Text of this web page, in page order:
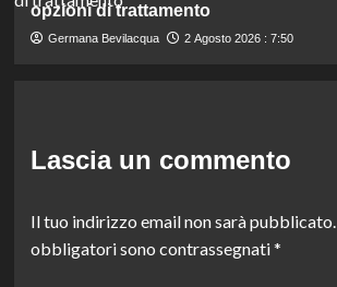
opzioni di trattamento
Germana Bevilacqua 2 Agosto 2026 : 7:50
Lascia un commento
Il tuo indirizzo email non sarà pubblicato.
obbligatori sono contrassegnati*